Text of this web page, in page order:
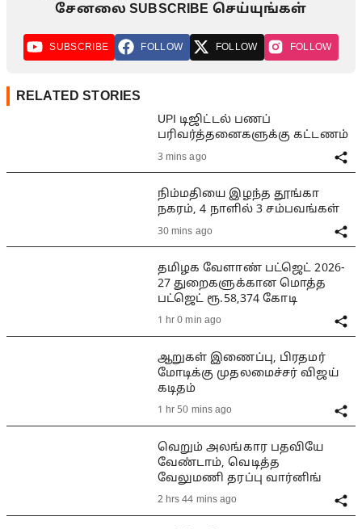
சேனலை SUBSCRIBE செய்யுங்கள்
SUBSCRIBE FOLLOW FOLLOW FOLLOW
RELATED STORIES
UPI டிஜிட்டல் பணப்
பரிவர்த்தனைகளுக்கு கட்டணம்
3 mins ago
நிம்மதியை இழந்த தூங்கா
நகரம், 4 நாளில் 3 சம்பவங்கள்
30 mins ago
தமிழக வேளாண் பட்ஜெட் 2026-
27 துறைகளுக்கான மொத்த
பட்ஜெட் ரூ.58,374 கோடி
1 hr 0 min ago
ஆறுகள் இணைப்பு, பிரதமர்
மோடிக்கு முதலமைச்சர் விஜய்
கடிதம்
1 hr 50 mins ago
வெறும் அலங்கார பதவியே
வேண்டாம், வெடித்த
வேலுமணி தரப்பு வார்னிங்
2 hrs 44 mins ago